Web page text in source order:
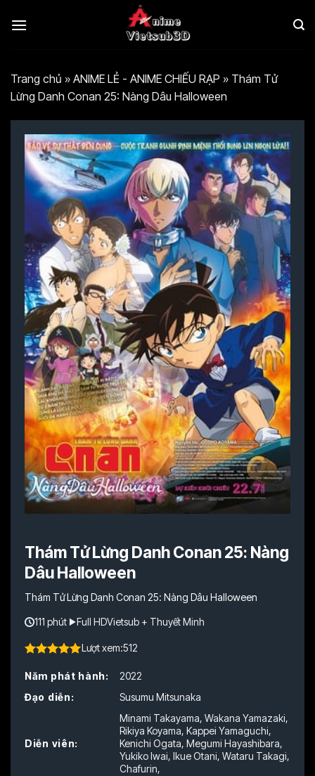
qua
Trang chủ » ANIME LẺ - ANIME CHIẾU RẠP » Thám Tử
Lừng Danh Conan 25: Nàng Dâu Halloween
Thám Tử Lừng Danh Conan 25: Nàng
Dâu Halloween
Thám Tử Lừng Danh Conan 25: Nàng Dâu Halloween
111 phút Full HDVietsub + Thuyết Minh
5
Lượt xem:512
Năm phát hành:
2022
Đạo diễn:
Susumu Mitsunaka
Diễn viên:
Minami Takayama, Wakana Yamazaki,
Rikiya Koyama, Kappei Yamaguchi,
Kenichi Ogata, Megumi Hayashibara,
Yukiko Iwai, Ikue Otani, Wataru Takagi,
Chafurin,